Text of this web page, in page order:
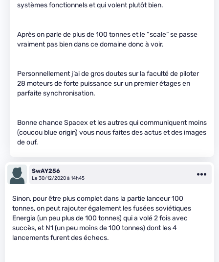
systèmes fonctionnels et qui volent plutôt bien.
Après on parle de plus de 100 tonnes et le “scale” se passe
vraiment pas bien dans ce domaine donc à voir.
Personnellement j’ai de gros doutes sur la faculté de piloter
28 moteurs de forte puissance sur un premier étages en
parfaite synchronisation.
Bonne chance Spacex et les autres qui communiquent moins
(coucou blue origin) vous nous faites des actus et des images
de ouf.
SwAY256
Le 30/12/2020 à 14h45
Sinon, pour être plus complet dans la partie lanceur 100
tonnes, on peut rajouter également les fusées soviétiques
Energia (un peu plus de 100 tonnes) qui a volé 2 fois avec
succès, et N1 (un peu moins de 100 tonnes) dont les 4
lancements furent des échecs.